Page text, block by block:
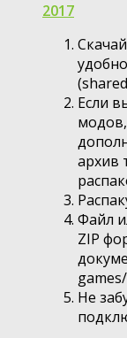
2017
Если
архив
Файл
ZIP
Не